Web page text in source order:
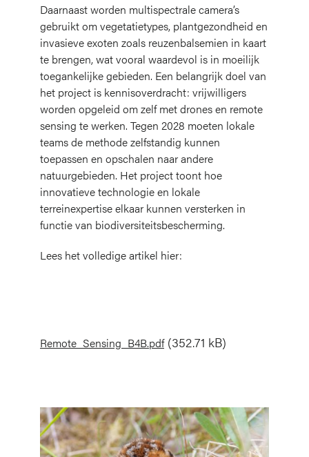
Daarnaast worden multispectrale camera’s
gebruikt om vegetatietypes, plantgezondheid en
invasieve exoten zoals reuzenbalsemien in kaart
te brengen, wat vooral waardevol is in moeilijk
toegankelijke gebieden. Een belangrijk doel van
het project is kennisoverdracht: vrijwilligers
worden opgeleid om zelf met drones en remote
sensing te werken. Tegen 2028 moeten lokale
teams de methode zelfstandig kunnen
toepassen en opschalen naar andere
natuurgebieden. Het project toont hoe
innovatieve technologie en lokale
terreinexpertise elkaar kunnen versterken in
functie van biodiversiteitsbescherming.
Lees het volledige artikel hier:
Document
Remote_Sensing_B4B.pdf (352.71 kB)
Afbeelding